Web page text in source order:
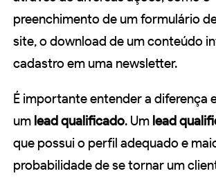
preenchimento de um formulário
site, o download de um conteúdo
cadastro em uma newsletter.
É importante entender a diferença
um lead qualificado. Um lead
que possui o perfil adequado e
probabilidade de se tornar um